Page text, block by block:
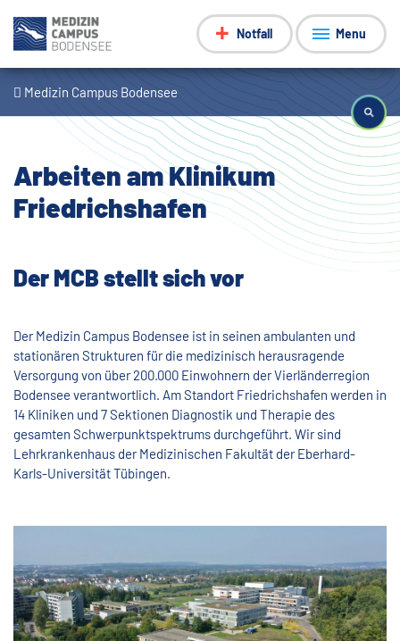
Notfall Menu
Medizin Campus Bodensee
Arbeiten am Klinikum
Friedrichshafen
Der MCB stellt sich vor
Der Medizin Campus Bodensee ist in seinen ambulanten und
stationären Strukturen für die medizinisch herausragende
Versorgung von über 200.000 Einwohnern der Vierländerregion
Bodensee verantwortlich. Am Standort Friedrichshafen werden in
14 Kliniken und 7 Sektionen Diagnostik und Therapie des
gesamten Schwerpunktspektrums durchgeführt. Wir sind
Lehrkrankenhaus der Medizinischen Fakultät der Eberhard-
Karls-Universität Tübingen.